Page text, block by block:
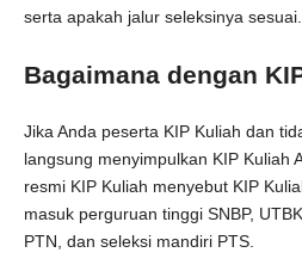
serta apakah jalur seleksinya sesuai.
Bagaimana dengan
Jika Anda peserta KIP Kuliah dan
langsung menyimpulkan KIP Kuliah
resmi KIP Kuliah menyebut KIP
masuk perguruan tinggi SNBP,
PTN, dan seleksi mandiri PTS.